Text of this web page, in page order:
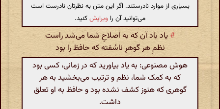
بسیاری از موارد نادرستند. اگر این متن به نظرتان نادرست است
می‌توانید آن را ویرایشکنید.
#یاد باد آن که به اصلاحِ شما می‌شد راست
نظمِ هر گوهرِ ناسُفته که حافظ را بود
هوش مصنوعی: به یاد بیاورید که در زمانی، کسی بود
که به کمک شما، نظم و ترتیب می‌بخشید به هر
گوهری که هنوز کشف نشده بود و حافظ به او تعلق
داشت.